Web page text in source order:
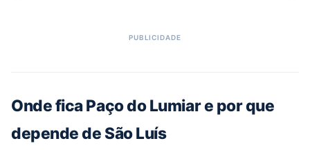
Onde fica Paço do Lumiar e por que
depende de São Luís